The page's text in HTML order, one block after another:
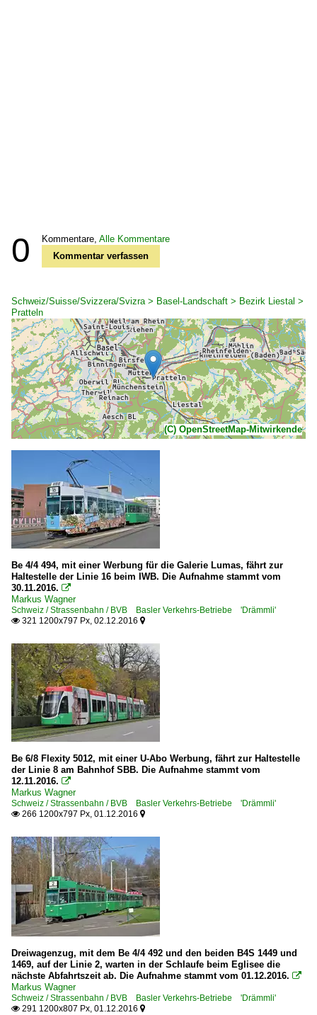
0 Kommentare, Alle Kommentare
Kommentar verfassen
Schweiz/Suisse/Svizzera/Svizra > Basel-Landschaft > Bezirk Liestal >
Pratteln
(C) OpenStreetMap-Mitwirkende
Be 4/4 494, mit einer Werbung für die Galerie Lumas, fährt zur
Haltestelle der Linie 16 beim IWB. Die Aufnahme stammt vom
30.11.2016. 
Markus Wagner
Schweiz / Strassenbahn / BVB Basler Verkehrs-Betriebe 'Drämmli'
 321 1200x797 Px, 02.12.2016 
Be 6/8 Flexity 5012, mit einer U-Abo Werbung, fährt zur Haltestelle
der Linie 8 am Bahnhof SBB. Die Aufnahme stammt vom
12.11.2016. 
Markus Wagner
Schweiz / Strassenbahn / BVB Basler Verkehrs-Betriebe 'Drämmli'
 266 1200x797 Px, 01.12.2016 
Dreiwagenzug, mit dem Be 4/4 492 und den beiden B4S 1449 und
1469, auf der Linie 2, warten in der Schlaufe beim Eglisee die
nächste Abfahrtszeit ab. Die Aufnahme stammt vom 01.12.2016. 
Markus Wagner
Schweiz / Strassenbahn / BVB Basler Verkehrs-Betriebe 'Drämmli'
 291 1200x807 Px, 01.12.2016 